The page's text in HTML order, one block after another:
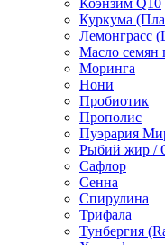
Коэнзим Q10
Куркума
Лемонграсс
Масло семян
Моринга
Нони
Пробиотик
Прополис
Пуэрария
Рыбий жир /
Сафлор
Сенна
Спирулина
Трифала
Тунбергия